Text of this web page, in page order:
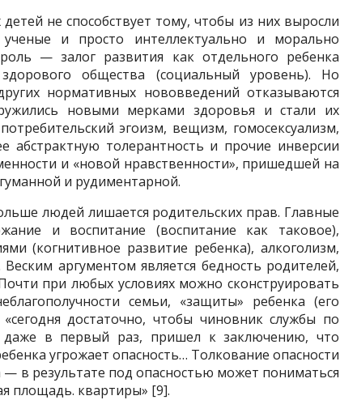
не способствует тому, чтобы из них выросли
и просто интел­лектуально и морально
— залог развития как отдельного ребенка
общества (социальный уровень). Но
нормативных нововведений отказываются
новыми мерками здоровья и стали их
эгоизм, вещизм, гомосексуа­лизм,
абстрактную толерантность и прочие инверсии
и «но­вой нравственности», пришедшей на
и рудиментарной.
людей лишается родитель­ских прав. Главные
и воспитание (воспитание как таковое),
(ког­нитивное развитие ребенка), алкоголизм,
аргументом является бедность родителей,
при любых условиях можно сконструировать
семьи, «защиты» ре­бенка (его
достаточно, чтобы чиновник службы по
в первый раз, пришел к заключению, что
угрожает опасность… Толкование опасности
— в результате под опасностью может пониматься
площадь. квартиры» [9].